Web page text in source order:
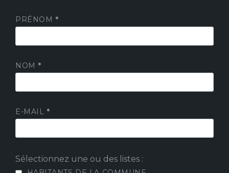
PRÉNOM *
NOM *
E-MAIL *
Sélectionnez une ou des listes :